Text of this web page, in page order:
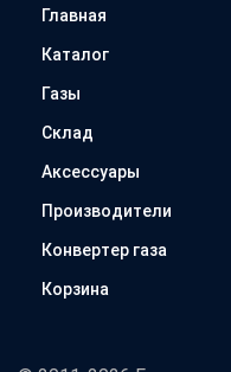
Главная
Каталог
Газы
Склад
Аксессуары
Производители
Конвертер газа
Корзина